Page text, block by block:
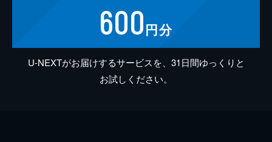
600円分
U-NEXTがお届けするサービスを、31日間ゆっくりと
お試しください。